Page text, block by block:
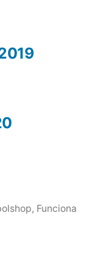
, Funciona